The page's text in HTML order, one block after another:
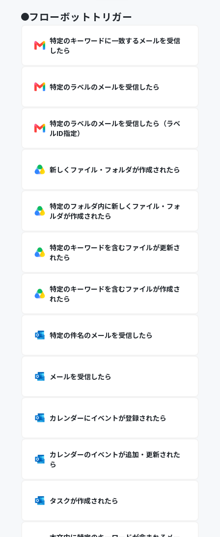
フローボットトリガー
特定のキーワードに一致するメールを受信
したら
特定のラベルのメールを受信したら
特定のラベルのメールを受信したら（ラベ
ルID指定）
新しくファイル・フォルダが作成されたら
特定のフォルダ内に新しくファイル・フォ
ルダが作成されたら
特定のキーワードを含むファイルが更新さ
れたら
特定のキーワードを含むファイルが作成さ
れたら
特定の件名のメールを受信したら
メールを受信したら
カレンダーにイベントが登録されたら
カレンダーのイベントが追加・更新された
ら
タスクが作成されたら